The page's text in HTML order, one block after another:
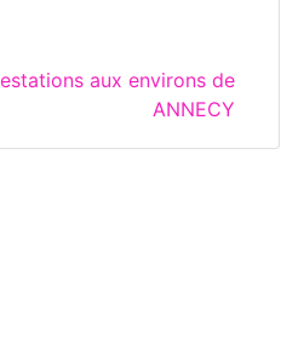
aux environs de
ANNECY